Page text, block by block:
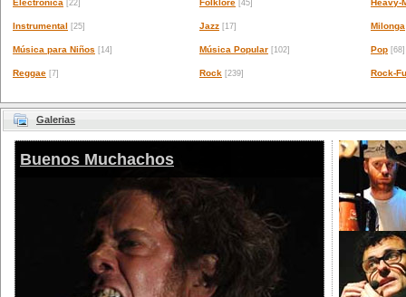
Electrónica [22] Folklore [45] Heavy-
Instrumental [25] Jazz [17] Milonga
Música para Niños [14] Música Popular [102] Pop [68]
Reggae [7] Rock [239] Rock-
Galerias
Buenos Muchachos